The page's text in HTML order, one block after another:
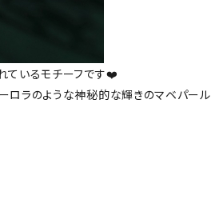
ているモチーフです❤️
ロラのような神秘的な輝きのマベパール